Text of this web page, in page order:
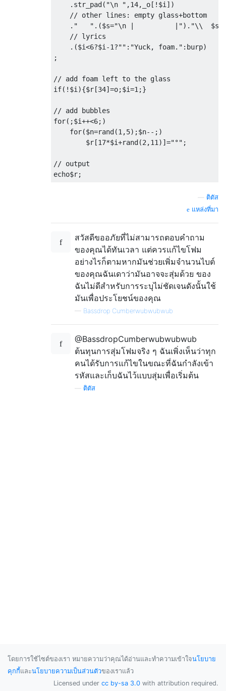
    .str_pad("\n ",14,_o[!$i])
    // other lines: empty glass+bottom
."   ".($s="\n |          |")."\\  $s
    // lyrics
    .($i<6?$i-1?"":"Yuck, foam.":burp)
;
// add foam left to the glass
if(!$i){$r[34]=o;$i=1;}
// add bubbles
for(;$i++<6;)
    for($n=rand(1,5);$n--;)
        $r[17*$i+rand(2,11)]="°";
// output
ติตัส
แหล่งที่มา
สวัสดีขออภัยที่ไม่สามารถตอบคำถาม
ของคุณได้ทันเวลา แต่ควรแก้ไขโฟม
อย่างไรก็ตามหากมันช่วยเพิ่มจำนวนไบต์
ของคุณฉันเดาว่ามันอาจจะสุ่มด้วย ของ
ฉันไม่ดีสำหรับการระบุไม่ชัดเจนดังนั้นใช้
มันเพื่อประโยชน์ของคุณ
— Bassdrop Cumberwubwubwub
@BassdropCumberwubwubwub
ต้นทุนการสุ่มโฟมจริง ๆ ฉันเพิ่งเห็นว่าทุก
คนได้รับการแก้ไขในขณะที่ฉันกำลังเข้า
รหัสและเก็บฉันไว้แบบสุ่มเพื่อเริ่มต้น
ติตัส
โดยการใช้ไซต์ของเรา หมายความว่าคุณได้อ่านและทำความเข้าใจนโยบาย
คุกกี้และนโยบายความเป็นส่วนตัวของเราแล้ว
Licensed under cc by-sa 3.0 with attribution required.